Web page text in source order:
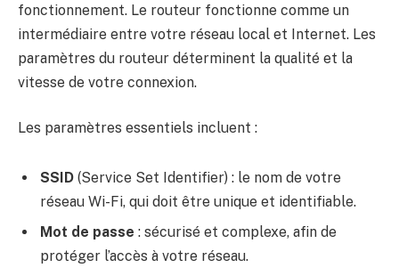
fonctionnement. Le routeur fonctionne comme un
intermédiaire entre votre réseau local et Internet. Les
paramètres du routeur déterminent la qualité et la
vitesse de votre connexion.
Les paramètres essentiels incluent :
SSID (Service Set Identifier) : le nom de votre
réseau Wi-Fi, qui doit être unique et identifiable.
Mot de passe : sécurisé et complexe, afin de
protéger l’accès à votre réseau.